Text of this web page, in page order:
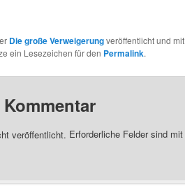
Die große Verweigerungveröffentlicht und mit
ein Lesezeichen für den Permalink.
veröffentlicht. Erforderliche Felder sind mit